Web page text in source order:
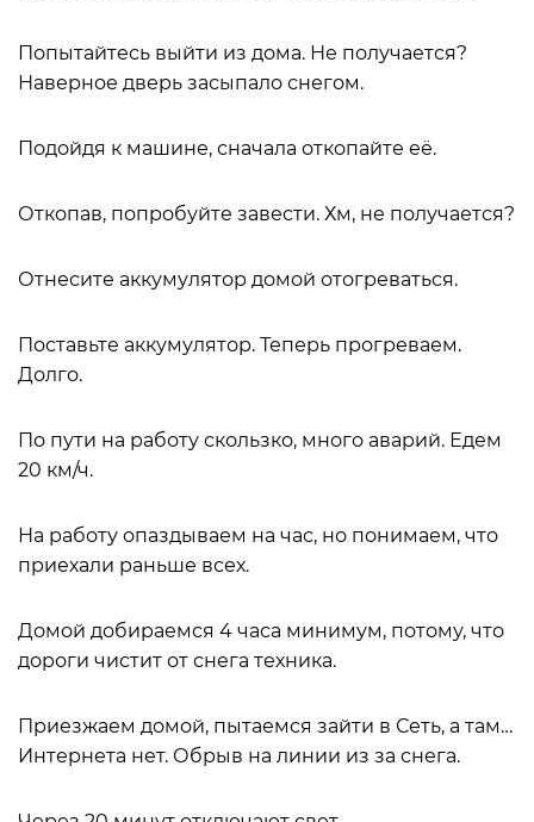
Попытайтесь выйти из дома. Не получается?
Наверное дверь засыпало снегом.
Подойдя к машине, сначала откопайте её.
Откопав, попробуйте завести. Хм, не получается?
Отнесите аккумулятор домой отогреваться.
Поставьте аккумулятор. Теперь прогреваем.
Долго.
По пути на работу скользко, много аварий. Едем
20 км/ч.
На работу опаздываем на час, но понимаем, что
приехали раньше всех.
Домой добираемся 4 часа минимум, потому, что
дороги чистит от снега техника.
Приезжаем домой, пытаемся зайти в Сеть, а там…
Интернета нет. Обрыв на линии из за снега.